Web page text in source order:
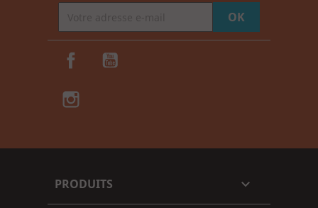
Facebook
PRODUITS 